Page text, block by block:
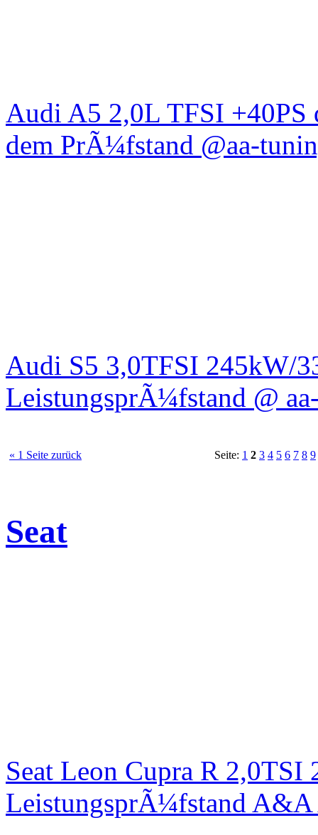
Audi A5 2,0L TFSI +40PS
dem PrÃ¼fstand @aa-
Audi S5 3,0TFSI 245kW/
LeistungsprÃ¼fstand @
« 1 Seite zurück Seite: 1 2 3 4 5 6 7 8 9
Seat
Seat Leon Cupra R
LeistungsprÃ¼fstand